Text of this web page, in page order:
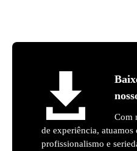
Com
de experiência, atuamos
profissionalismo e